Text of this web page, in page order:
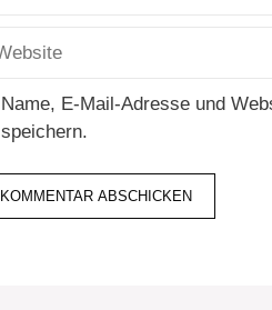
Name, E-Mail-Adresse und
speichern.